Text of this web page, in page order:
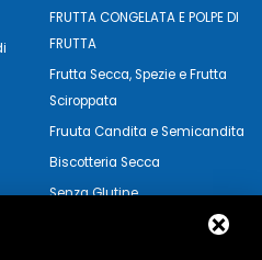
FRUTTA CONGELATA E POLPE DI
FRUTTA
Frutta Secca, Spezie e Frutta
Sciroppata
Fruuta Candita e Semicandita
Biscotteria Secca
Senza Glutine